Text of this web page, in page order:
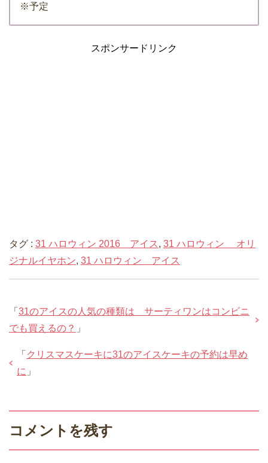
※予定
スポンサードリンク
タグ : 31 ハロウィン 2016 アイス , 31 ハロウィン オリ
ジナルイヤホン, 31 ハロウィン アイス
「 31のアイスの人気の種類は サーティワンはコンビニ
でも買えるの？ 」
「 クリスマスケーキに31のアイスケーキの予約は早め
に 」
コメントを残す